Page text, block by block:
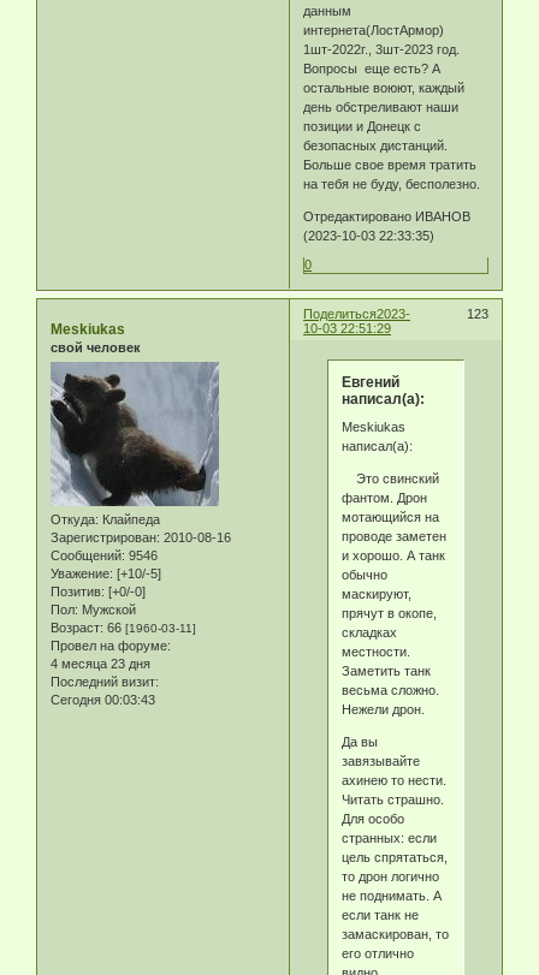
данным
интернета(ЛостАрмор)
1шт-2022г., 3шт-2023 год.
Вопросы еще есть? А
остальные воюют, каждый
день обстреливают наши
позиции и Донецк с
безопасных дистанций.
Больше свое время тратить
на тебя не буду, бесполезно.
Отредактировано ИВАНОВ
(2023-10-03 22:33:35)
0
Поделиться 123
2023-
10-03 22:51:29
Meskiukas
свой человек
Откуда: Клайпеда
Зарегистрирован: 2010-08-16
Сообщений: 9546
Уважение: [+10/-5]
Позитив: [+0/-0]
Пол: Мужской
Возраст: 66 [1960-03-11]
Провел на форуме:
4 месяца 23 дня
Последний визит:
Сегодня 00:03:43
Eвгeний
написал(а):
Meskiukas
написал(а):
Это свинский
фантом. Дрон
мотающийся на
проводе заметен
и хорошо. А танк
обычно
маскируют,
прячут в окопе,
складках
местности.
Заметить танк
весьма сложно.
Нежели дрон.
Да вы
завязывайте
ахинею то нести.
Читать страшно.
Для особо
странных: если
цель спрятаться,
то дрон логично
не поднимать. А
если танк не
замаскирован, то
его отлично